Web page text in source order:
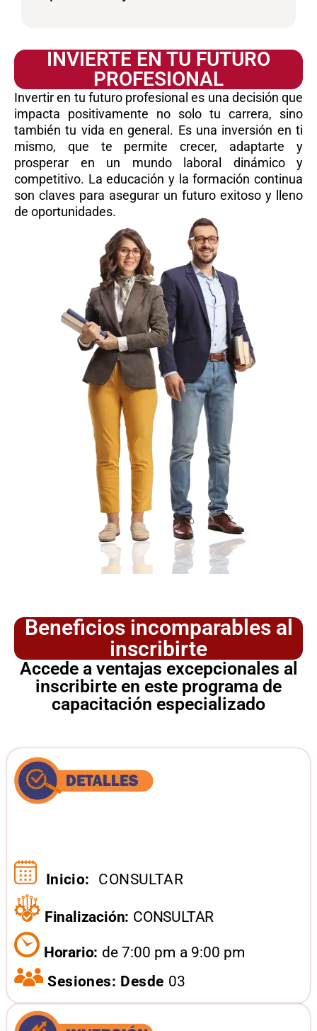
INVIERTE EN TU FUTURO
PROFESIONAL
Invertir en tu futuro profesional es una decisión que
impacta positivamente no solo tu carrera, sino
también tu vida en general. Es una inversión en ti
mismo, que te permite crecer, adaptarte y
prosperar en un mundo laboral dinámico y
competitivo. La educación y la formación continua
son claves para asegurar un futuro exitoso y lleno
de oportunidades.
Beneficios incomparables al
inscribirte
Accede a ventajas excepcionales al
inscribirte en este programa de
capacitación especializado
Inicio: CONSULTAR
Finalización: CONSULTAR
Horario: de 7:00 pm a 9:00 pm
Sesiones: Desde 03